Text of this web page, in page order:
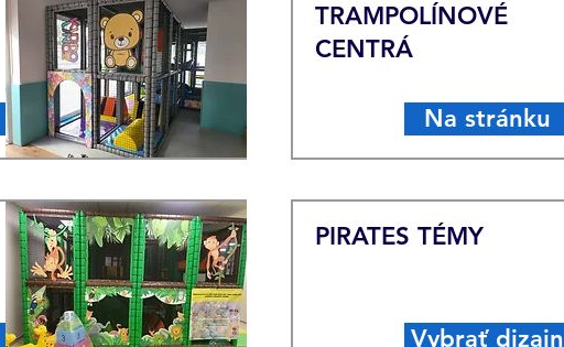
TRAMPOLÍNOVÉ
CENTRÁ
Na stránku
PIRATES TÉMY
Vybrať dizajn